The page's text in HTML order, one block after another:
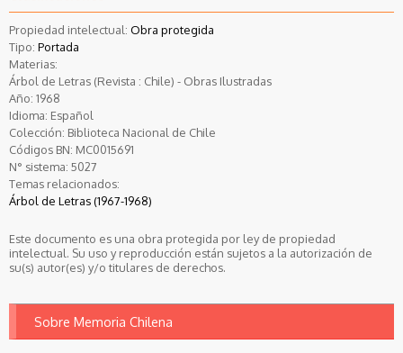
Propiedad intelectual: Obra protegida
Tipo: Portada
Materias:
Árbol de Letras (Revista : Chile) - Obras Ilustradas
Año: 1968
Idioma: Español
Colección: Biblioteca Nacional de Chile
Códigos BN: MC0015691
N° sistema: 5027
Temas relacionados:
Árbol de Letras (1967-1968)
Este documento es una obra protegida por ley de propiedad
intelectual. Su uso y reproducción están sujetos a la autorización de
su(s) autor(es) y/o titulares de derechos.
Sobre Memoria Chilena